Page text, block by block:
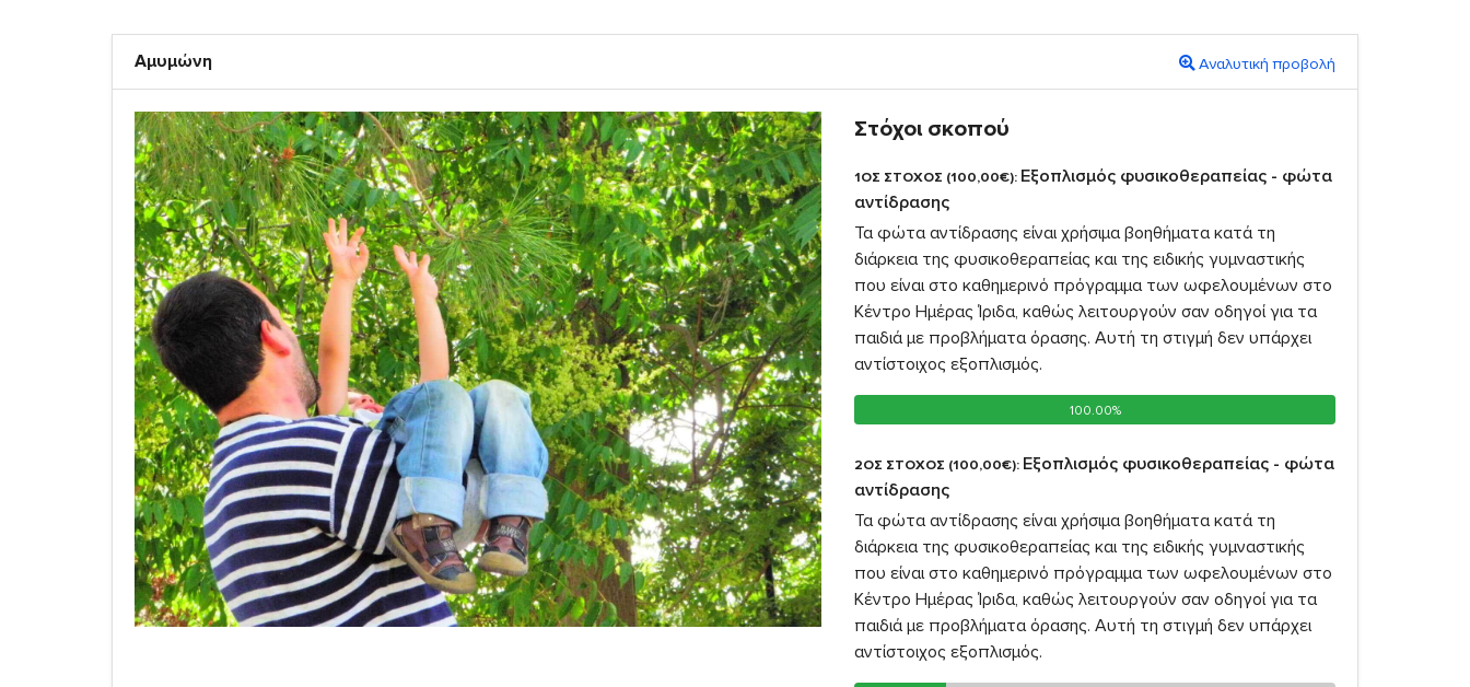
Αμυμώνη Αναλυτική προβολή
Στόχοι σκοπού
1ΟΣ ΣΤΟΧΟΣ (100,00€): Εξοπλισμός φυσικοθεραπείας - φώτα
αντίδρασης
Τα φώτα αντίδρασης είναι χρήσιμα βοηθήματα κατά τη
διάρκεια της φυσικοθεραπείας και της ειδικής γυμναστικής
που είναι στο καθημερινό πρόγραμμα των ωφελουμένων στο
Κέντρο Ημέρας Ίριδα, καθώς λειτουργούν σαν οδηγοί για τα
παιδιά με προβλήματα όρασης. Αυτή τη στιγμή δεν υπάρχει
αντίστοιχος εξοπλισμός.
100.00%
100.00%
2ΟΣ ΣΤΟΧΟΣ (100,00€): Εξοπλισμός φυσικοθεραπείας - φώτα
αντίδρασης
Τα φώτα αντίδρασης είναι χρήσιμα βοηθήματα κατά τη
διάρκεια της φυσικοθεραπείας και της ειδικής γυμναστικής
που είναι στο καθημερινό πρόγραμμα των ωφελουμένων στο
Κέντρο Ημέρας Ίριδα, καθώς λειτουργούν σαν οδηγοί για τα
παιδιά με προβλήματα όρασης. Αυτή τη στιγμή δεν υπάρχει
αντίστοιχος εξοπλισμός.